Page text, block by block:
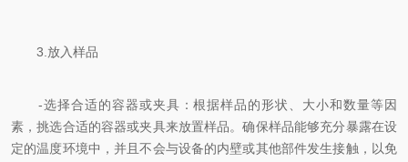
3.放入样品
-选择合适的容器或夹具：根据样品的形状、大小和数量等因
素，挑选合适的容器或夹具来放置样品。确保样品能够充分暴露在设
定的温度环境中，并且不会与设备的内壁或其他部件发生接触，以免